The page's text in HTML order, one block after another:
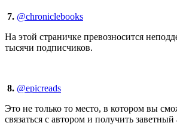
7. @chroniclebooks
На этой страничке превозносится
тысячи подписчиков.
8. @epicreads
Это не только то место, в котором вы
связаться с автором и получить заветный